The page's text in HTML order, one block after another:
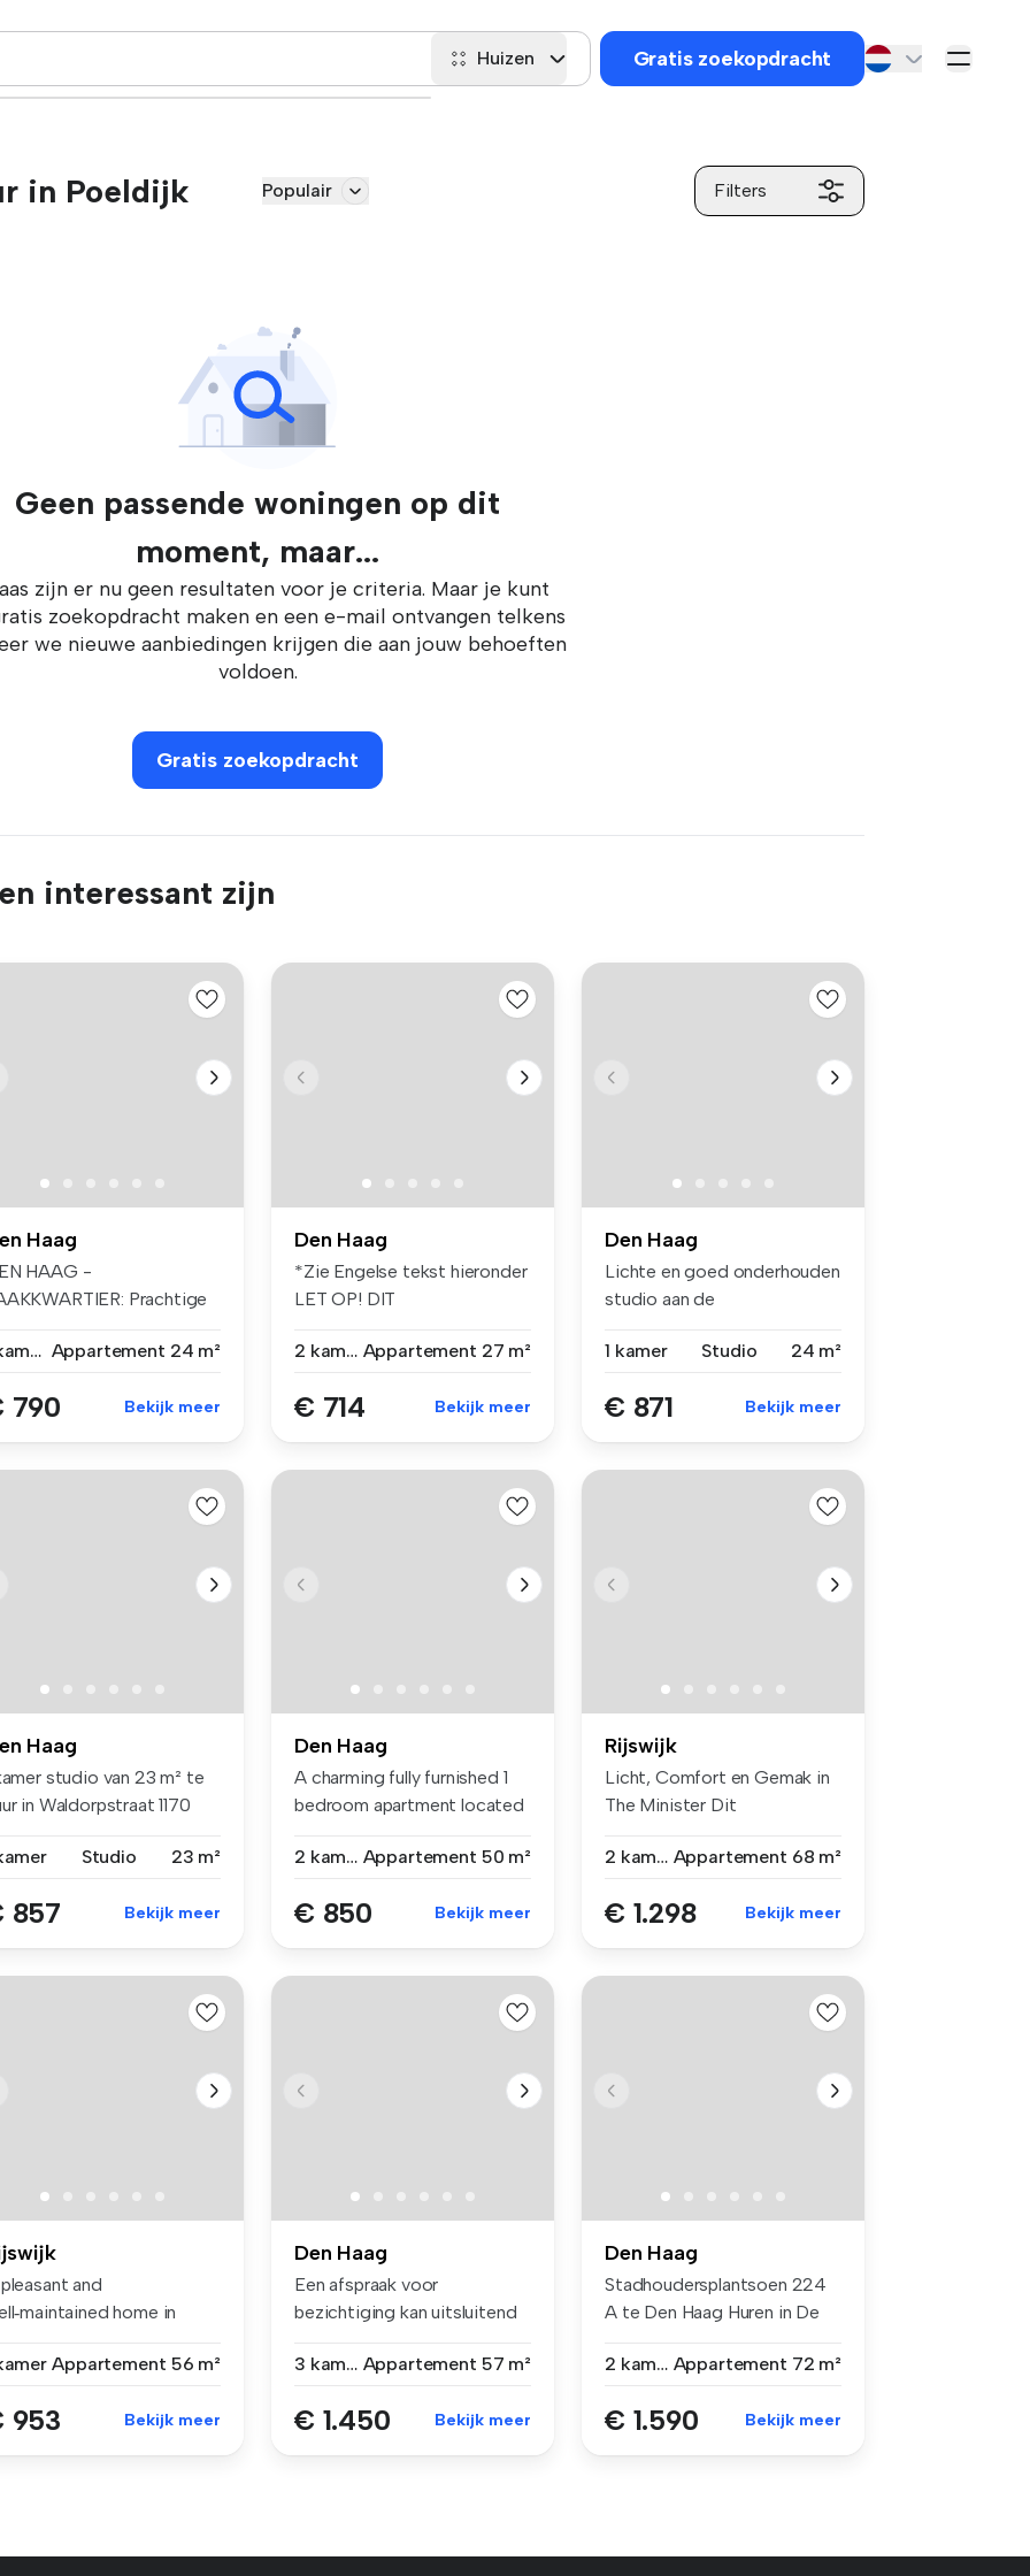
Huizen Gratis zoekopdracht
in Poeldijk Populair Filters
Geen passende woningen op dit
moment, maar...
zijn er nu geen resultaten voor je criteria. Maar je kunt
zoekopdracht maken en een e-mail ontvangen telkens
we nieuwe aanbiedingen krijgen die aan jouw behoeften
voldoen.
Gratis zoekopdracht
interessant zijn
Haag
HAAG -
Prachtige
1 kamer Appartement 24 m²
790 Bekijk meer
Den Haag
*Zie Engelse tekst hieronder
LET OP! DIT
2 kamers Appartement 27 m²
€ 714 Bekijk meer
Den Haag
Lichte en goed onderhouden
studio aan de
1 kamer
Studio 24 m²
€ 871 Bekijk meer
Haag
studio van 23 m² te
in Waldorpstraat 1170
Studio 23 m²
857 Bekijk meer
Den Haag
A charming fully furnished 1
bedroom apartment located
2 kamers Appartement 50 m²
€ 850 Bekijk meer
Rijswijk
Licht, Comfort en Gemak in
The Minister Dit
2 kamers Appartement 68 m²
€ 1.298 Bekijk meer
and
home in
Appartement 56 m²
953 Bekijk meer
Den Haag
Een afspraak voor
bezichtiging kan uitsluitend
3 kamers Appartement 57 m²
€ 1.450 Bekijk meer
Den Haag
Stadhoudersplantsoen 224
A te Den Haag Huren in De
2 kamers Appartement 72 m²
€ 1.590 Bekijk meer